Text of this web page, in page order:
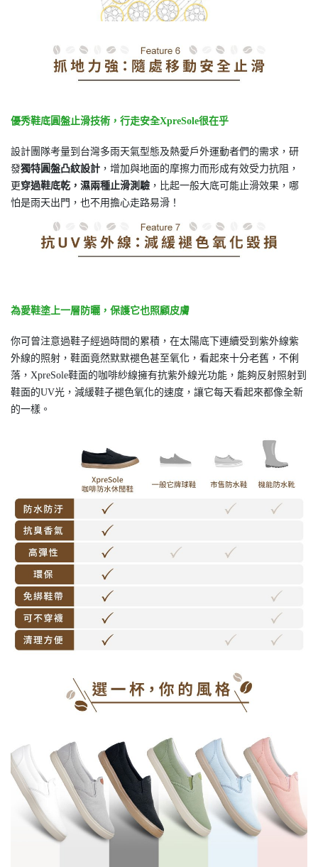
優秀鞋底圓盤止滑技術，行走安全XpreSole很在乎
設計團隊考量到台灣多雨天氣型態及熱愛戶外運動者們的需求，研
發獨特圓盤凸紋設計 ，增加與地面的摩擦力而形成有效受力抗阻，
更穿過鞋底乾，濕兩種止滑測驗 ，比起一般大底可能止滑效果，哪
怕是雨天出門，也不用擔心走路易滑！
為愛鞋塗上一層防曬，保護它也照顧皮膚
你可曾注意過鞋子經過時間的累積，在太陽底下連續受到紫外線紫
外線的照射，鞋面竟然默默褪色甚至氧化，看起來十分老舊，不俐
落，XpreSole鞋面的咖啡紗線擁有抗紫外線光功能，能夠反射照射到
鞋面的UV光，減緩鞋子褪色氧化的速度，讓它每天看起來都像全新
的一樣。